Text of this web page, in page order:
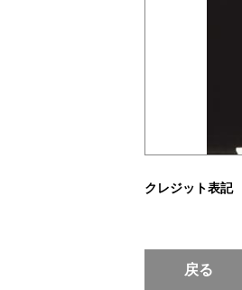
クレジット表記
戻る